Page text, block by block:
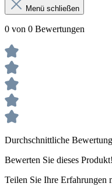
Menü schließen
0 von 0 Bewertungen
Durchschnittliche
Bewerten Sie dieses Produkt!
Teilen Sie Ihre Erfahrungen